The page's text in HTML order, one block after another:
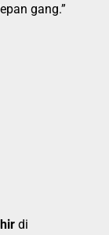
gang.”
di